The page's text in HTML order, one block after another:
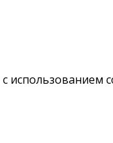
использованием